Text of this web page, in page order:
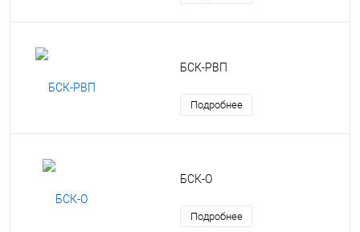
БСК-РВП
Подробнее
БСК-О
Подробнее